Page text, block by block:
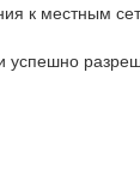
к местным
успешно